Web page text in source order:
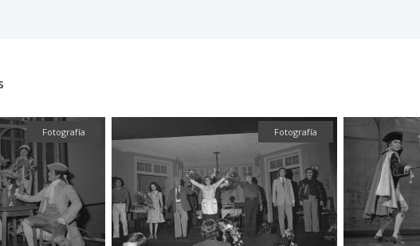
Fotografía Fotografía